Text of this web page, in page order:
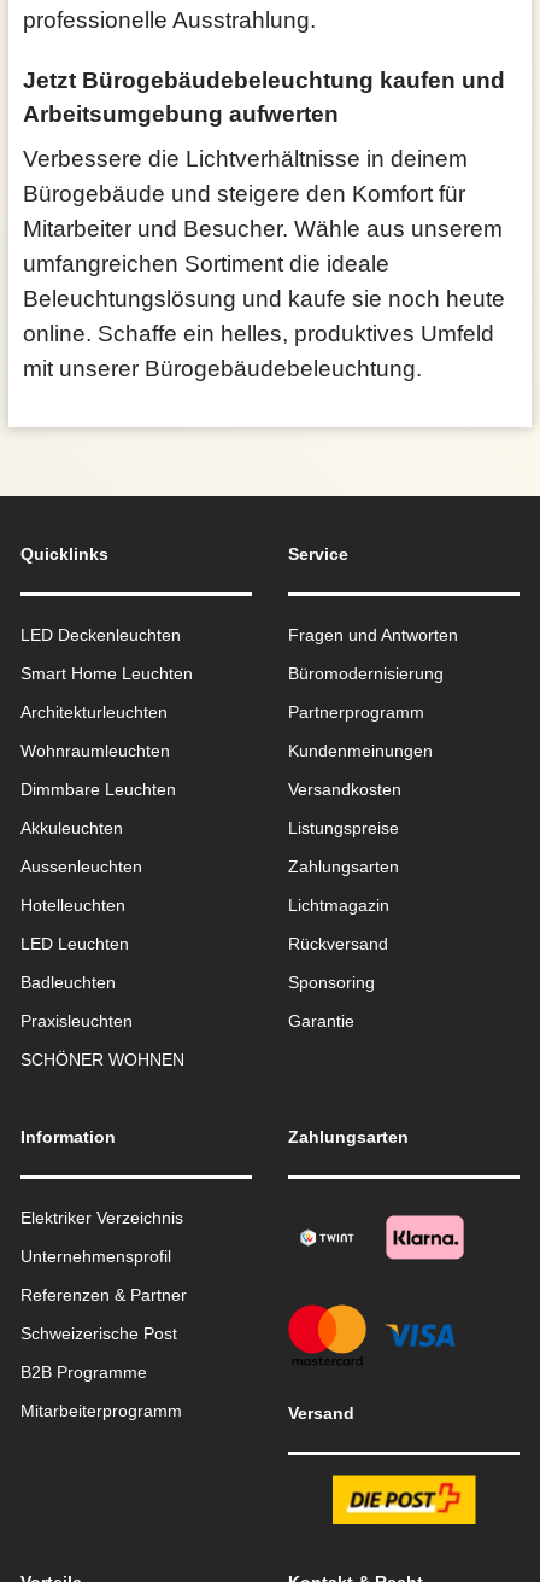
professionelle Ausstrahlung.
Jetzt Bürogebäudebeleuchtung kaufen und
Arbeitsumgebung aufwerten
Verbessere die Lichtverhältnisse in deinem
Bürogebäude und steigere den Komfort für
Mitarbeiter und Besucher. Wähle aus unserem
umfangreichen Sortiment die ideale
Beleuchtungslösung und kaufe sie noch heute
online. Schaffe ein helles, produktives Umfeld
mit unserer Bürogebäudebeleuchtung.
Quicklinks
LED Deckenleuchten
Smart Home Leuchten
Architekturleuchten
Wohnraum­leuchten
Dimmbare Leuchten
Akkuleuchten
Aussen­leuchten
Hotelleuchten
LED Leuchten
Badleuchten
Praxisleuchten
SCHÖNER WOHNEN
Service
Fragen und Antworten
Büromodernisierung
Partnerprogramm
Kundenmeinungen
Versandkosten
Listungspreise
Zahlungsarten
Lichtmagazin
Rückversand
Sponsoring
Garantie
Information
Elektriker Verzeichnis
Unternehmensprofil
Referenzen & Partner
Schweizerische Post
B2B Programme
Mitarbeiterprogramm
Zahlungsarten
Versand